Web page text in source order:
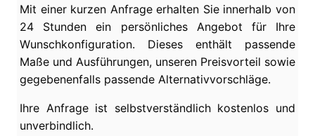
Mit einer kurzen Anfrage erhalten Sie innerhalb von
24 Stunden ein persönliches Angebot für Ihre
Wunschkonfiguration. Dieses enthält passende
Maße und Ausführungen, unseren Preisvorteil sowie
gegebenenfalls passende Alternativvorschläge.
Ihre Anfrage ist selbstverständlich kostenlos und
unverbindlich.